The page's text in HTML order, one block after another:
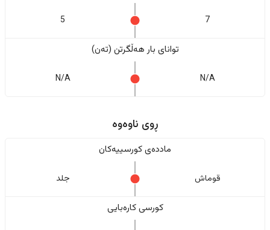
7
5
تواناى بار هەڵگرتن (تەن)
N/A
N/A
ڕوی ناوەوە
ماددەی کورسییەکان
قوماش جلد
کورسی کارەبایی